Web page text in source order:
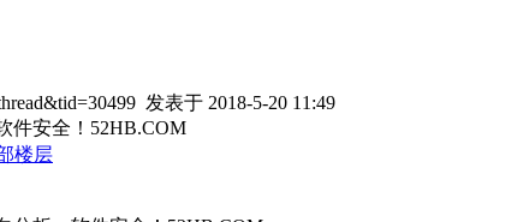
发表于 2018-5-20 11:49
件安全！52HB.COM
楼层